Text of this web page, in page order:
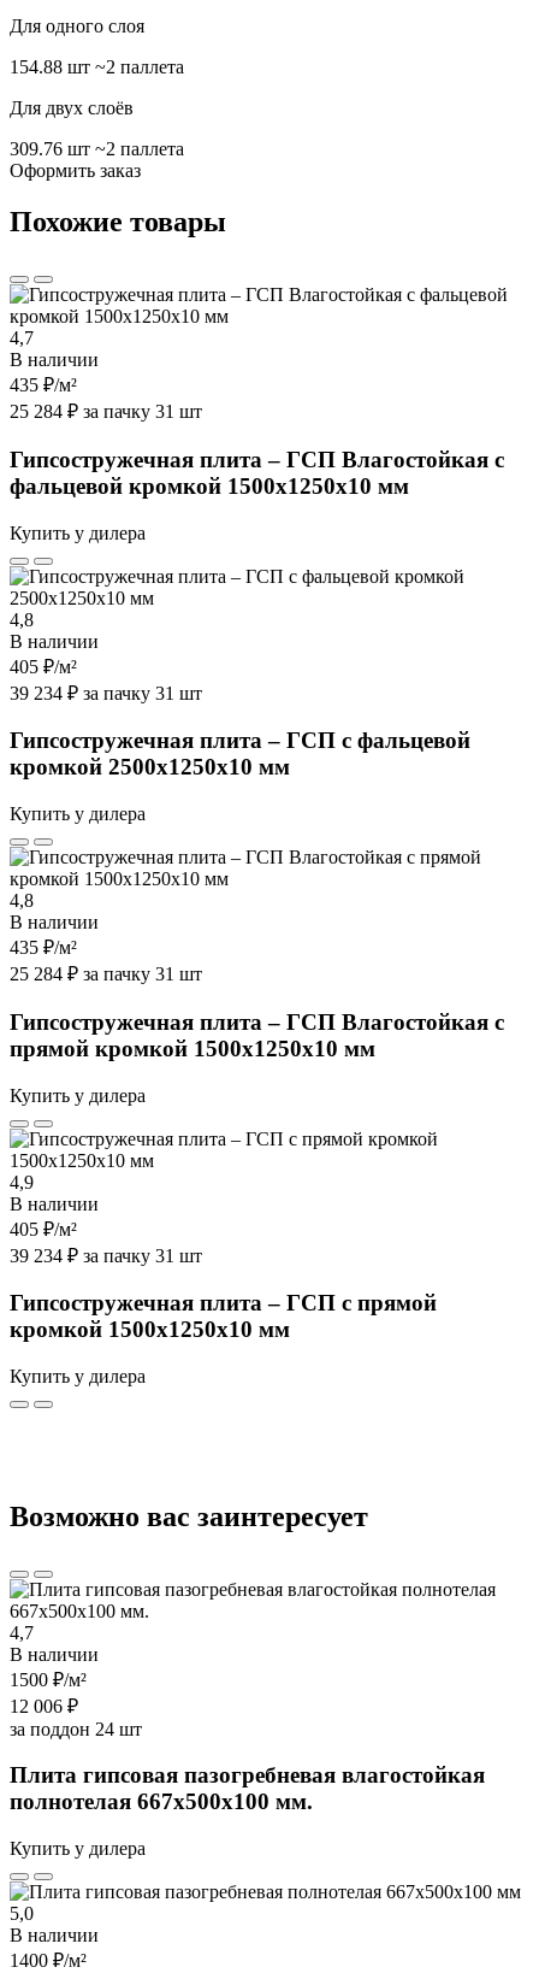
Для одного слоя
154.88 шт ~2 паллета
Для двух слоёв
309.76 шт ~2 паллета
Оформить заказ
Похожие товары
4,7
В наличии
435 ₽/м²
25 284 ₽ за пачку 31 шт
Гипсостружечная плита – ГСП Влагостойкая с
фальцевой кромкой 1500х1250х10 мм
Купить у дилера
4,8
В наличии
405 ₽/м²
39 234 ₽ за пачку 31 шт
Гипсостружечная плита – ГСП с фальцевой
кромкой 2500х1250х10 мм
Купить у дилера
4,8
В наличии
435 ₽/м²
25 284 ₽ за пачку 31 шт
Гипсостружечная плита – ГСП Влагостойкая с
прямой кромкой 1500х1250х10 мм
Купить у дилера
4,9
В наличии
405 ₽/м²
39 234 ₽ за пачку 31 шт
Гипсостружечная плита – ГСП с прямой
кромкой 1500х1250х10 мм
Купить у дилера
Возможно вас заинтересует
4,7
В наличии
1500 ₽/м²
12 006 ₽
за поддон 24 шт
Плита гипсовая пазогребневая влагостойкая
полнотелая 667х500х100 мм.
Купить у дилера
5,0
В наличии
1400 ₽/м²